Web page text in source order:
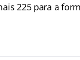
225 para a